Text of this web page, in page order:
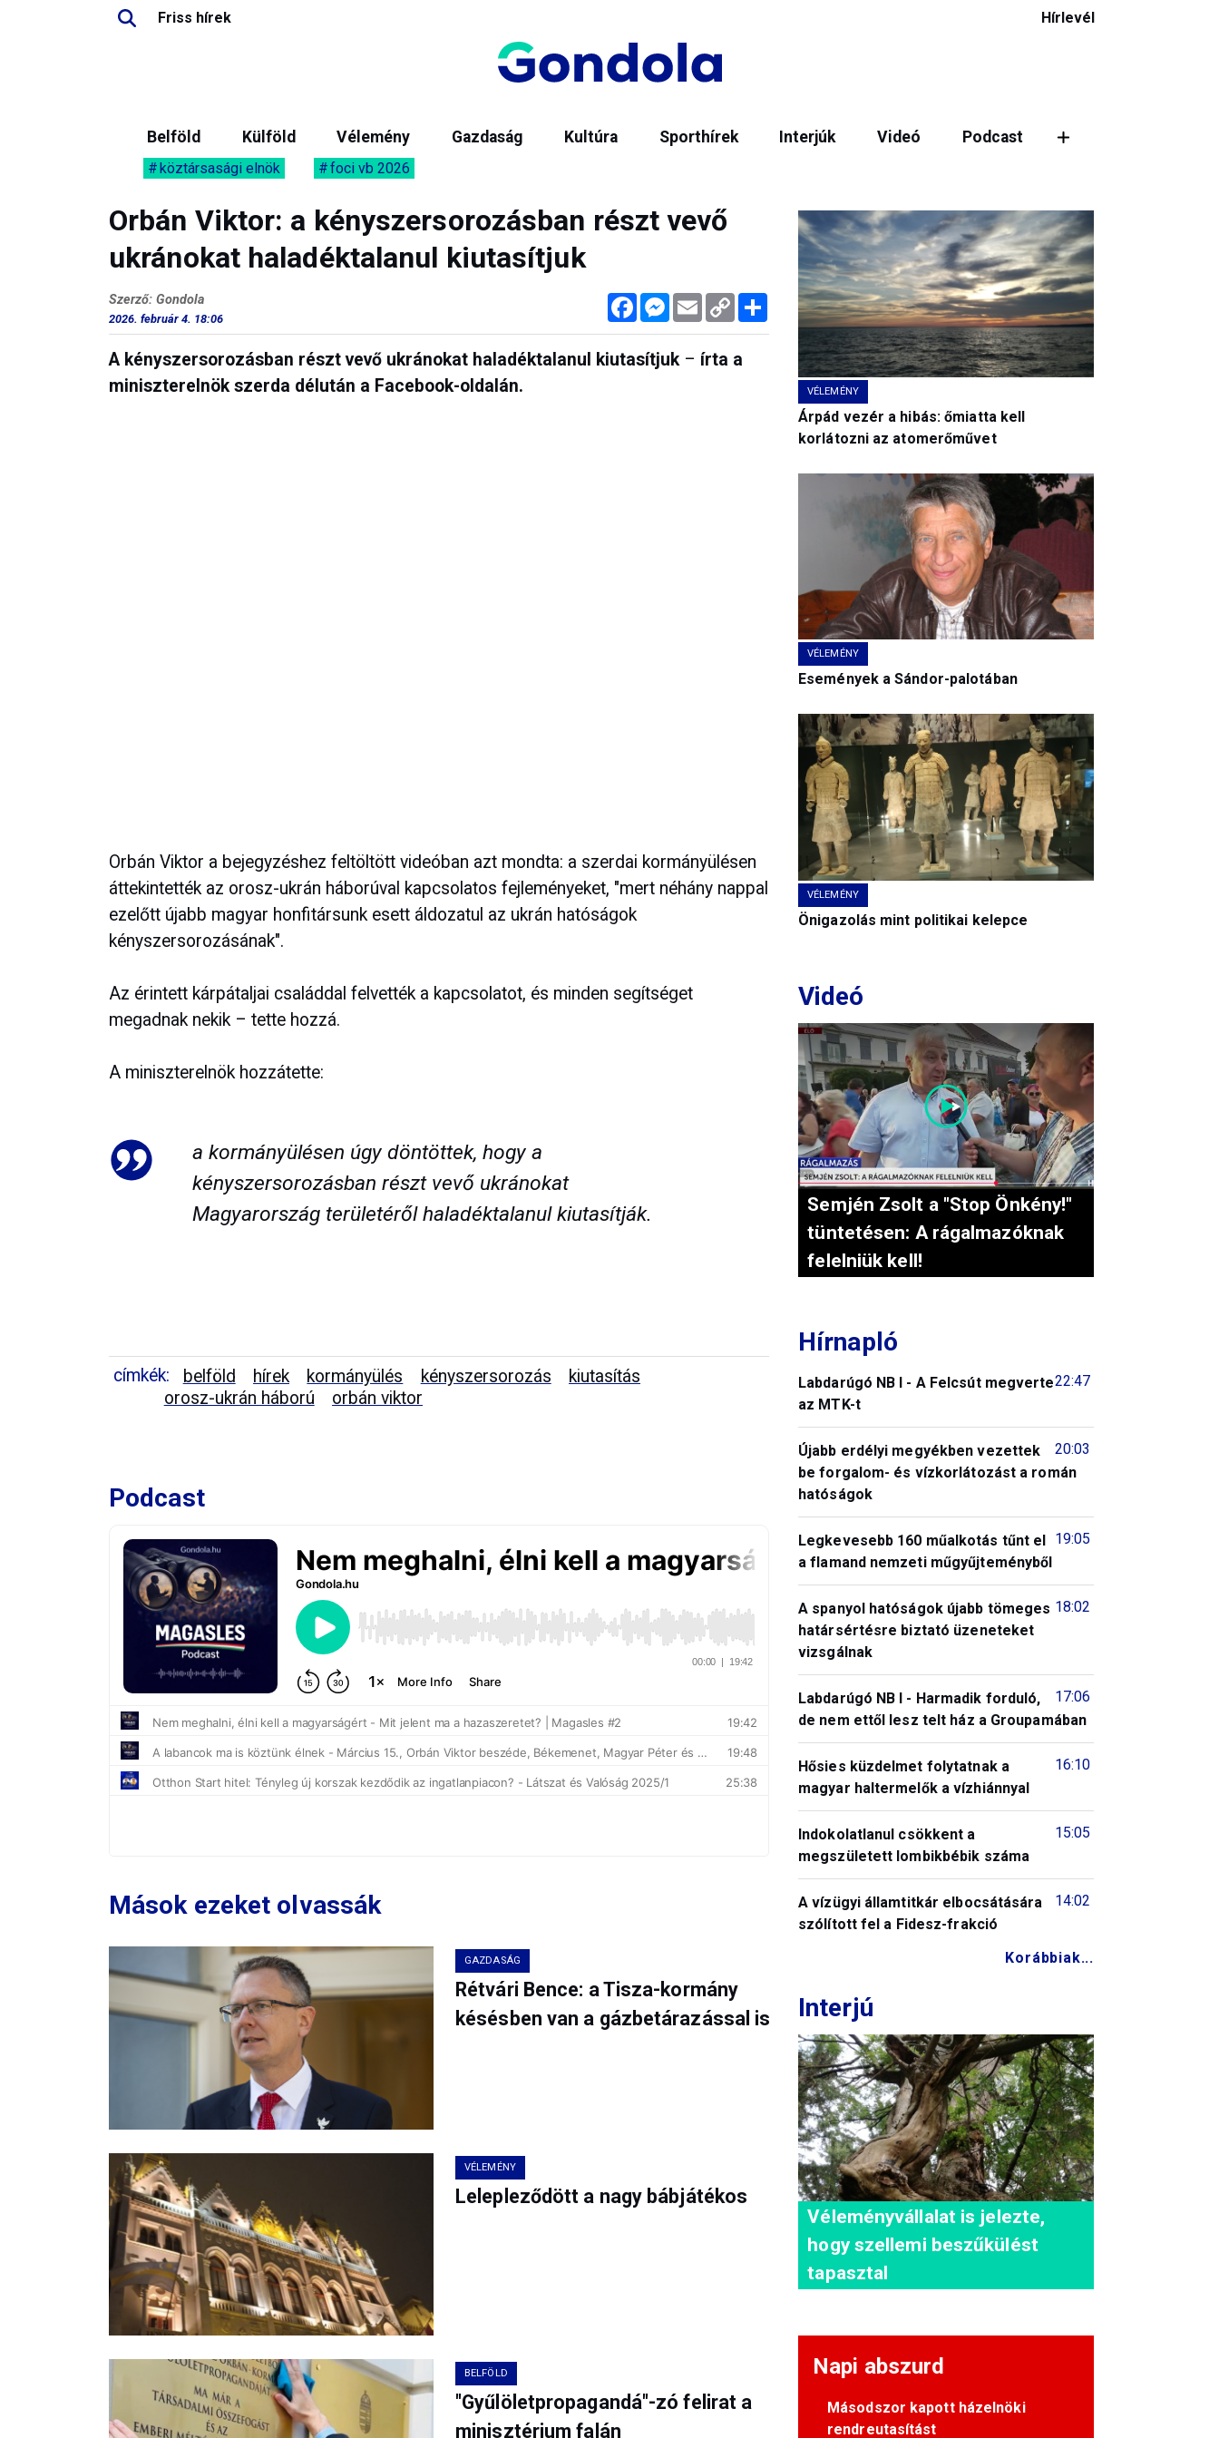
Friss hírek Hírlevél
Belföld Külföld Vélemény Gazdaság Kultúra Sporthírek Interjúk Videó Podcast
köztársasági elnök foci vb 2026
Orbán Viktor: a kényszersorozásban részt vevő
ukránokat haladéktalanul kiutasítjuk
FacebookMessenger
Email Copy
Link
Megosztás
Szerző: Gondola
2026. február 4. 18:06
A kényszersorozásban részt vevő ukránokat haladéktalanul kiutasítjuk – írta a
miniszterelnök szerda délután a Facebook-oldalán.
Orbán Viktor a bejegyzéshez feltöltött videóban azt mondta: a szerdai kormányülésen
áttekintették az orosz-ukrán háborúval kapcsolatos fejleményeket, "mert néhány nappal
ezelőtt újabb magyar honfitársunk esett áldozatul az ukrán hatóságok
kényszersorozásának".
Az érintett kárpátaljai családdal felvették a kapcsolatot, és minden segítséget
megadnak nekik – tette hozzá.
A miniszterelnök hozzátette:
a kormányülésen úgy döntöttek, hogy a
kényszersorozásban részt vevő ukránokat
Magyarország területéről haladéktalanul kiutasítják.
címkék: belföld hírek kormányülés kényszersorozás
kiutasítás
orosz-ukrán háború
orbán viktor
Podcast
Mások ezeket olvassák
GAZDASÁG
Rétvári Bence: a Tisza-kormány
késésben van a gázbetárazással is
VÉLEMÉNY
Lelepleződött a nagy bábjátékos
BELFÖLD
"Gyűlöletpropagandá"-zó felirat a
minisztérium falán
VÉLEMÉNY
Árpád vezér a hibás: őmiatta kell
korlátozni az atomerőművet
VÉLEMÉNY
Események a Sándor-palotában
VÉLEMÉNY
Önigazolás mint politikai kelepce
Videó
Semjén Zsolt a "Stop Önkény!"
tüntetésen: A rágalmazóknak
felelniük kell!
Hírnapló
22:47
Labdarúgó NB I - A Felcsút megverte
az MTK-t
20:03
Újabb erdélyi megyékben vezettek
be forgalom- és vízkorlátozást a román
hatóságok
19:05
Legkevesebb 160 műalkotás tűnt el
a flamand nemzeti műgyűjteményből
18:02
A spanyol hatóságok újabb tömeges
határsértésre biztató üzeneteket
vizsgálnak
17:06
Labdarúgó NB I - Harmadik forduló,
de nem ettől lesz telt ház a Groupamában
16:10
Hősies küzdelmet folytatnak a
magyar haltermelők a vízhiánnyal
15:05
Indokolatlanul csökkent a
megszületett lombikbébik száma
14:02
A vízügyi államtitkár elbocsátására
szólított fel a Fidesz-frakció
Korábbiak...
Interjú
Véleményvállalat is jelezte,
hogy szellemi beszűkülést
tapasztal
Napi abszurd
Másodszor kapott házelnöki
rendreutasítást